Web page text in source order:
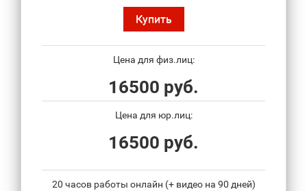
Купить
Цена для физ.лиц:
16500 руб.
Цена для юр.лиц:
16500 руб.
20 часов работы онлайн (+ видео на 90 дней)